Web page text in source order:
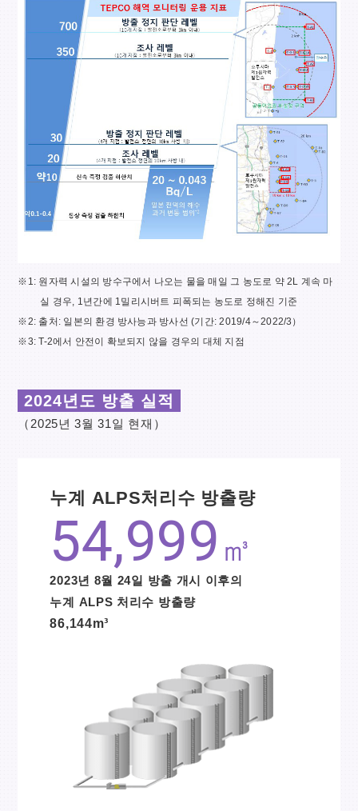
※1: 원자력 시설의 방수구에서 나오는 물을 매일 그 농도로 약 2L 계속 마
실 경우, 1년간에 1밀리시버트 피폭되는 농도로 정해진 기준
※2: 출처: 일본의 환경 방사능과 방사선 (기간: 2019/4～2022/3）
※3: T-2에서 안전이 확보되지 않을 경우의 대체 지점
2024년도 방출 실적
（2025년 3월 31일 현재）
누계 ALPS처리수 방출량
54,999 ㎥
2023년 8월 24일 방출 개시 이후의
누계 ALPS 처리수 방출량
86,144m³